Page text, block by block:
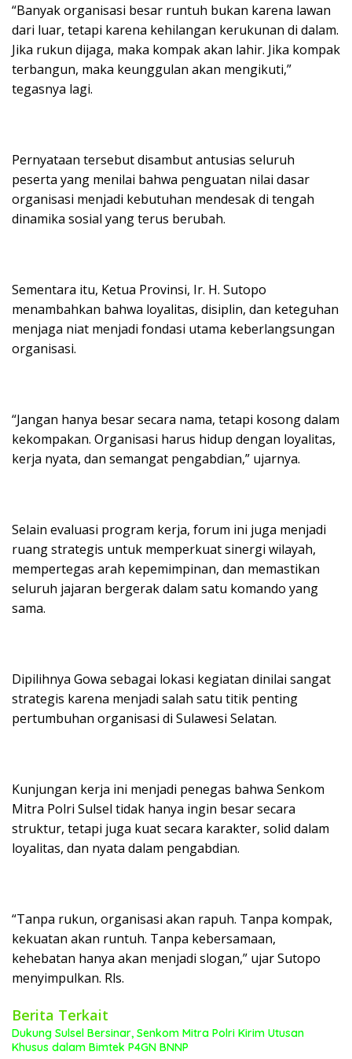
“Banyak organisasi besar runtuh bukan karena lawan
dari luar, tetapi karena kehilangan kerukunan di dalam.
Jika rukun dijaga, maka kompak akan lahir. Jika kompak
terbangun, maka keunggulan akan mengikuti,”
tegasnya lagi.
Pernyataan tersebut disambut antusias seluruh
peserta yang menilai bahwa penguatan nilai dasar
organisasi menjadi kebutuhan mendesak di tengah
dinamika sosial yang terus berubah.
Sementara itu, Ketua Provinsi, Ir. H. Sutopo
menambahkan bahwa loyalitas, disiplin, dan keteguhan
menjaga niat menjadi fondasi utama keberlangsungan
organisasi.
“Jangan hanya besar secara nama, tetapi kosong dalam
kekompakan. Organisasi harus hidup dengan loyalitas,
kerja nyata, dan semangat pengabdian,” ujarnya.
Selain evaluasi program kerja, forum ini juga menjadi
ruang strategis untuk memperkuat sinergi wilayah,
mempertegas arah kepemimpinan, dan memastikan
seluruh jajaran bergerak dalam satu komando yang
sama.
Dipilihnya Gowa sebagai lokasi kegiatan dinilai sangat
strategis karena menjadi salah satu titik penting
pertumbuhan organisasi di Sulawesi Selatan.
Kunjungan kerja ini menjadi penegas bahwa Senkom
Mitra Polri Sulsel tidak hanya ingin besar secara
struktur, tetapi juga kuat secara karakter, solid dalam
loyalitas, dan nyata dalam pengabdian.
“Tanpa rukun, organisasi akan rapuh. Tanpa kompak,
kekuatan akan runtuh. Tanpa kebersamaan,
kehebatan hanya akan menjadi slogan,” ujar Sutopo
menyimpulkan. Rls.
Berita Terkait
Dukung Sulsel Bersinar, Senkom Mitra Polri Kirim Utusan
Khusus dalam Bimtek P4GN BNNP